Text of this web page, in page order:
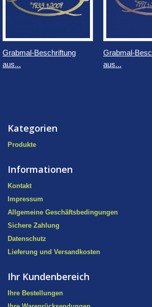
Grabmal-Beschriftung
aus...
Grabmal-
aus...
Kategorien
Produkte
Informationen
Kontakt
Impressum
Allgemeine Geschäftsbedingungen
Sichere Zahlung
Datenschutz
Lieferung und Versandkosten
Ihr Kundenbereich
Ihre Bestellungen